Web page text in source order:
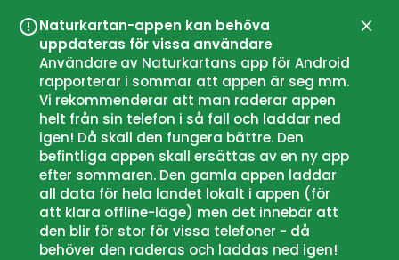
Naturkartan-appen kan behöva
uppdateras för vissa användare
Användare av Naturkartans app för Android
rapporterar i sommar att appen är seg mm.
Vi rekommenderar att man raderar appen
helt från sin telefon i så fall och laddar ned
igen! Då skall den fungera bättre. Den
befintliga appen skall ersättas av en ny app
efter sommaren. Den gamla appen laddar
all data för hela landet lokalt i appen (för
att klara offline-läge) men det innebär att
den blir för stor för vissa telefoner - då
behöver den raderas och laddas ned igen!